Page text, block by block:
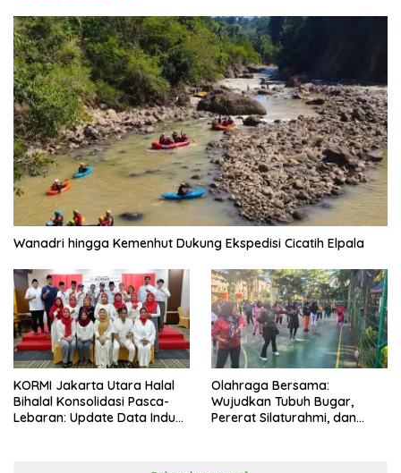
Wanadri hingga Kemenhut Dukung Ekspedisi Cicatih Elpala
KORMI Jakarta Utara Halal
Bihalal Konsolidasi Pasca-
Lebaran: Update Data Induk
Olahraga Bersama:
Wujudkan Tubuh Bugar,
Pererat Silaturahmi, dan